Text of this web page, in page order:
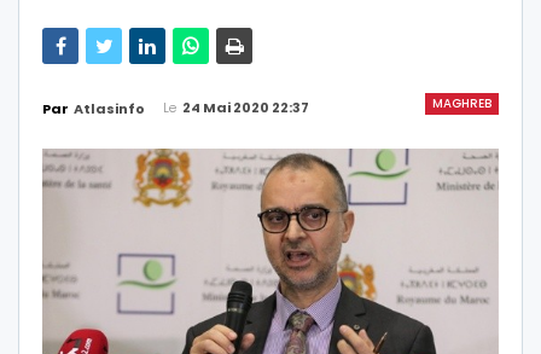
MAGHREB
Par Atlasinfo Le 24 Mai 2020 22:37